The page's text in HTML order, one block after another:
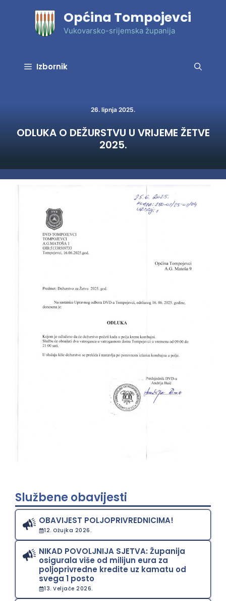
Općina Tompojevci
Vukovarsko-srijemska županija
Izbornik
26. lipnja 2025.
ODLUKA O DEŽURSTVU U VRIJEME ŽETVE
2025.
Službene obavijesti
OBAVIJEST POLJOPRIVREDNICIMA!
12. Ožujka 2026.
NIKAD POVOLJNIJA SJETVA: Županija
osigurala više od milijun eura za
poljoprivredne kredite uz kamatu od
svega 1 posto
13. Veljače 2026.